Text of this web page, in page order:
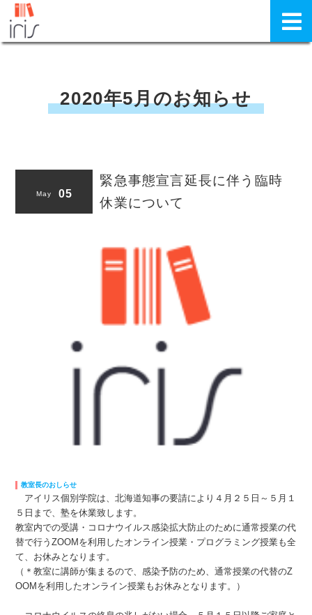
2020年5月のお知らせ
May 05
緊急事態宣言延長に伴う臨時
休業について
教室長のおしらせ
アイリス個別学院は、北海道知事の要請により４月２５日～５月１
５日まで、塾を休業致します。
教室内での受講・コロナウイルス感染拡大防止のために通常授業の代
替で行うZOOMを利用したオンライン授業・プログラミング授業も全
て、お休みとなります。
（＊教室に講師が集まるので、感染予防のため、通常授業の代替のZ
OOMを利用したオンライン授業もお休みとなります。）